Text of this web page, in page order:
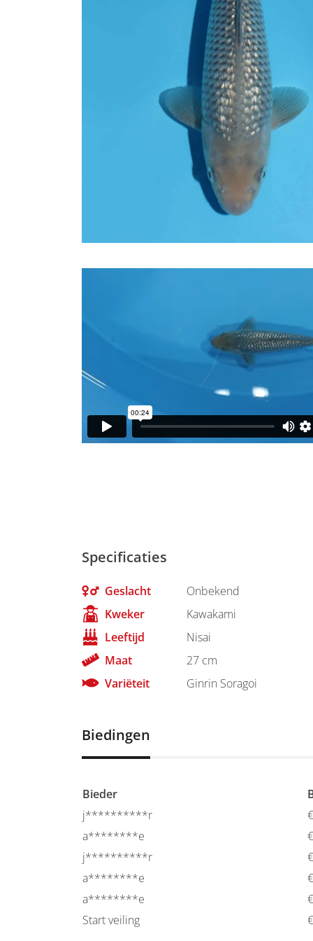
Specificaties
Geslacht
Onbekend
Kweker
Kawakami
Leeftijd
Nisai
Maat
27 cm
Variëteit
Ginrin Soragoi
Biedingen
Bieder
j**********r
€
a********e
€
j**********r
€
a********e
€
a********e
€
Start veiling
€